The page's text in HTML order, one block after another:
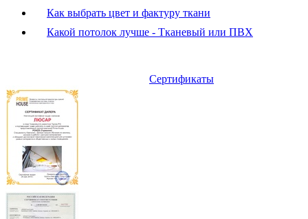
Как выбрать цвет и фактуру ткани
Какой потолок лучше - Тканевый или ПВХ
Сертификаты